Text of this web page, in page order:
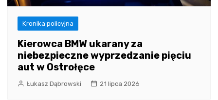
Kronika policyjna
Kierowca BMW ukarany za
niebezpieczne wyprzedzanie pięciu
aut w Ostrołęce
Łukasz Dąbrowski 21 lipca 2026